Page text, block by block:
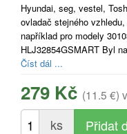
Hyundai, seg, vestel,
ovladač stejného
například pro modely
HLJ32854GSMART Byl
Číst dál ...
279 Kč (11.5 €)
ks